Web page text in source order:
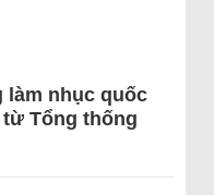
làm nhục quốc
Tổng thống